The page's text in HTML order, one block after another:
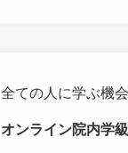
全ての人に学ぶ機
オンライン院内学